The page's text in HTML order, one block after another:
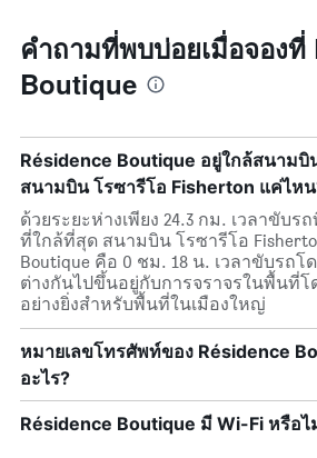
คำถามที่พบบ่อยเมื่อจองที่
Boutique
Résidence Boutique อยู่ใกล้สนาม
สนามบิน โรซารีโอ Fisherton แค่ไห
ด้วยระยะห่างเพียง 24.3 กม. เวลาขับ
ที่ใกล้ที่สุด สนามบิน โรซารีโอ
Boutique คือ 0 ชม. 18 น. เวลาขับรถ
ต่างกันไปขึ้นอยู่กับการจราจรในพื้นที่โ
อย่างยิ่งสำหรับพื้นที่ในเมืองใหญ่
หมายเลขโทรศัพท์ของ Résidence
อะไร?
Résidence Boutique มี Wi-Fi หรือไ